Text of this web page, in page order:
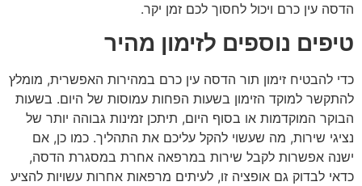
הדסה עין כרם ויכול לחסוך לכם זמן יקר.
טיפים נוספים לזימון מהיר
כדי להבטיח זימון תור הדסה עין כרם במהירות האפשרית, מומלץ
להתקשר למוקד הזימון בשעות הפחות עמוסות של היום. בשעות
הבוקר המוקדמות או בסוף היום, תיתכן זמינות גבוהה יותר של
נציגי שירות, מה שעשוי להקל עליכם את התהליך. כמו כן, אם
ישנה אפשרות לקבל שירות במרפאה אחרת במסגרת הדסה,
כדאי לבדוק גם אופציה זו, לעיתים מרפאות אחרות עשויות להציע